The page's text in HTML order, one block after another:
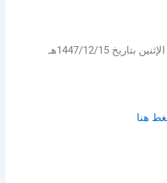
– التقديم متاح الآن بدأ اليوم الإثنين بتاريخ 1447/12/15هـ
هنا